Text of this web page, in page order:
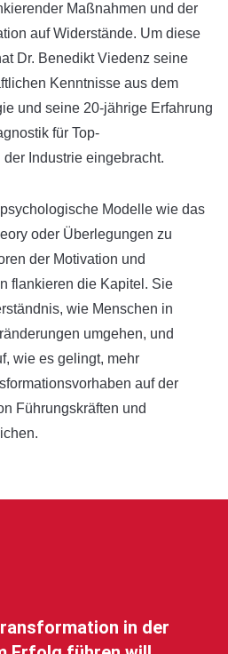
Maßnahmen und der
auf Widerstände. Um diese
Dr. Benedikt Viedenz seine
Kenntnisse aus dem
und seine 20-jährige Erfahrung
für Top-
Industrie eingebracht.
Modelle wie das
oder Überlegungen zu
der Motivation und
flankieren die Kapitel. Sie
wie Menschen in
umgehen, und
wie es gelingt, mehr
auf der
Führungskräften und
in der